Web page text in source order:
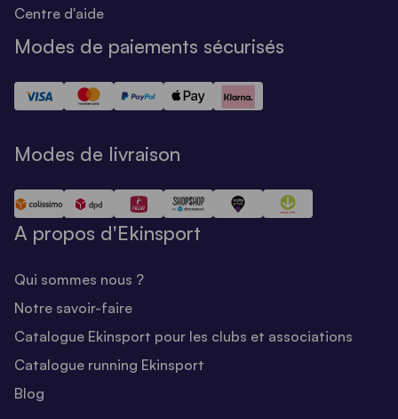
Centre d'aide
Modes de paiements sécurisés
Modes de livraison
A propos d'Ekinsport
Qui sommes nous ?
Notre savoir-faire
Catalogue Ekinsport pour les clubs et associations
Catalogue running Ekinsport
Blog